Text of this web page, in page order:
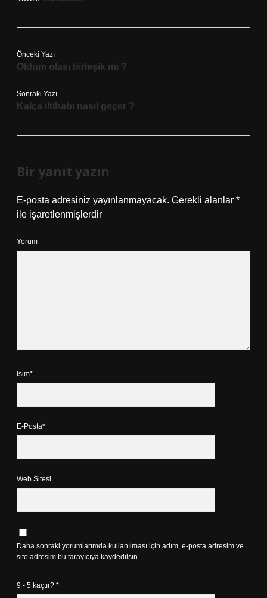
Önceki Yazı
Oldum olası birleşik mi ?
Sonraki Yazı
Kalça iltihabı nasıl geçer ?
Bir yanıt yazın
E-posta adresiniz yayınlanmayacak. Gerekli alanlar *
ile işaretlenmişlerdir
Yorum
İsim*
E-Posta*
Web Sitesi
Daha sonraki yorumlarımda kullanılması için adım, e-posta adresim ve
site adresim bu tarayıcıya kaydedilsin.
9 - 5 kaçtır? *